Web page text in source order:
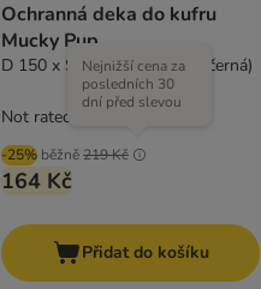
Ochranná deka do kufru
Mucky Pup
D 150 x Š 120,5 cm (barva: černá)
-25% běžně219 Kč
Nejnižší cena za
posledních 30
dní před slevou
164 Kč
Not rated
Přidat do košíku